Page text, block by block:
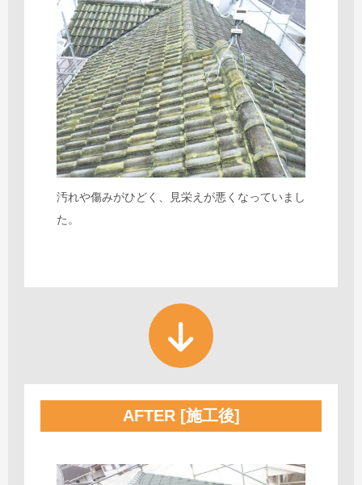
汚れや傷みがひどく、見栄えが悪くなっていまし
た。
AFTER [施工後]